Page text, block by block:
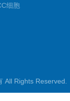
细胞
All Rights